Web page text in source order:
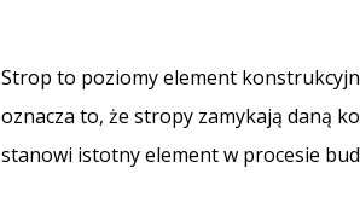
Strop to poziomy element
oznacza to, że stropy zamykają daną
stanowi istotny element w procesie